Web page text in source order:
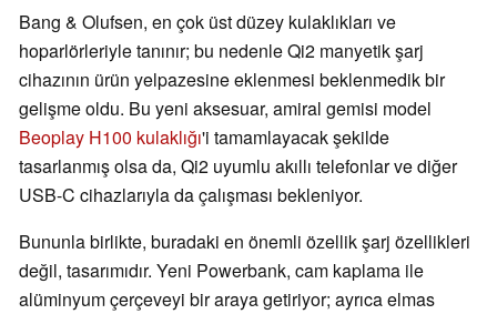
Bang & Olufsen, en çok üst düzey kulaklıkları ve
hoparlörleriyle tanınır; bu nedenle Qi2 manyetik şarj
cihazının ürün yelpazesine eklenmesi beklenmedik bir
gelişme oldu. Bu yeni aksesuar, amiral gemisi model
Beoplay H100 kulaklığı'i tamamlayacak şekilde
tasarlanmış olsa da, Qi2 uyumlu akıllı telefonlar ve diğer
USB-C cihazlarıyla da çalışması bekleniyor.
Bununla birlikte, buradaki en önemli özellik şarj özellikleri
değil, tasarımıdır. Yeni Powerbank, cam kaplama ile
alüminyum çerçeveyi bir araya getiriyor; ayrıca elmas